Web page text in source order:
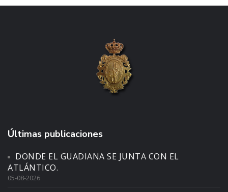
Últimas publicaciones
DONDE EL GUADIANA SE JUNTA CON EL
ATLÁNTICO.
05-08-2026